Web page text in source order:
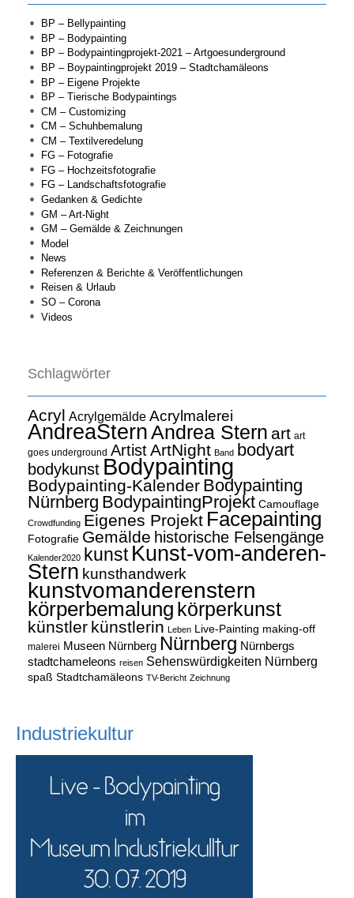
BP – Bellypainting
BP – Bodypainting
BP – Bodypaintingprojekt-2021 – Artgoesunderground
BP – Boypaintingprojekt 2019 – Stadtchamäleons
BP – Eigene Projekte
BP – Tierische Bodypaintings
CM – Customizing
CM – Schuhbemalung
CM – Textilveredelung
FG – Fotografie
FG – Hochzeitsfotografie
FG – Landschaftsfotografie
Gedanken & Gedichte
GM – Art-Night
GM – Gemälde & Zeichnungen
Model
News
Referenzen & Berichte & Veröffentlichungen
Reisen & Urlaub
SO – Corona
Videos
Schlagwörter
Acryl Acrylgemälde Acrylmalerei
AndreaSternAndrea Stern art art
goes underground ArtistArtNight Band bodyart
bodykunst Bodypainting
Bodypainting-Kalender Bodypainting
Nürnberg BodypaintingProjekt Camouflage
Crowdfunding Eigenes Projekt Facepainting
Fotografie Gemälde historische Felsengänge
Kalender2020 kunst Kunst-vom-anderen-
Stern kunsthandwerk
kunstvomanderenstern
körperbemalung körperkunst
künstler künstlerin Leben Live-Painting making-off
malerei Museen Nürnberg Nürnberg Nürnbergs
stadtchameleons reisen Sehenswürdigkeiten Nürnberg
spaß Stadtchamäleons TV-Bericht Zeichnung
Industriekultur